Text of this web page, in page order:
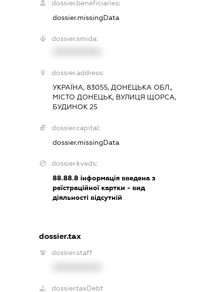
dossier.beneficiaries:
dossier.missingData
dossier.smida:
dossier.address:
УКРАЇНА, 83055, ДОНЕЦЬКА ОБЛ.,
МІСТО ДОНЕЦЬК, ВУЛИЦЯ ЩОРСА,
БУДИНОК 25
dossier.capital:
dossier.missingData
dossier.kveds:
88.88.8інформація введена з
реїстраційної картки - вид
діяльності відсутній
dossier.tax
dossier.staff
dossier.taxDebt